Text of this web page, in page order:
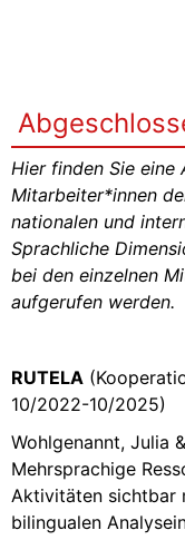
Hier finden Sie eine
Mitarbeiter*innen
nationalen und
Sprachliche
bei den einzelnen
aufgerufen werden.
RUTELA
10/2022-10/2025)
Wohlgenannt, Julia
Mehrsprachige
Aktivitäten sichtbar
bilingualen